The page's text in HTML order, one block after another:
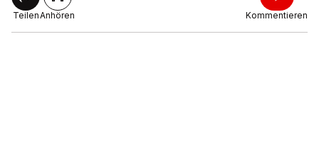
TeilenAnhören Kommentieren